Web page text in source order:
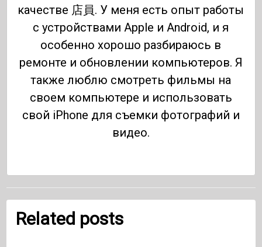
качестве 店員. У меня есть опыт работы
с устройствами Apple и Android, и я
особенно хорошо разбираюсь в
ремонте и обновлении компьютеров. Я
также люблю смотреть фильмы на
своем компьютере и использовать
свой iPhone для съемки фотографий и
видео.
Related posts